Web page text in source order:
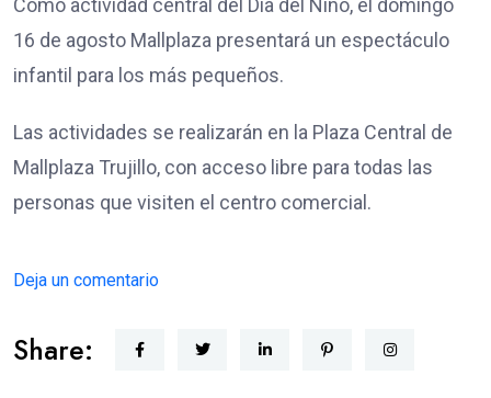
Como actividad central del Día del Niño, el domingo
16 de agosto Mallplaza presentará un espectáculo
infantil para los más pequeños.
Las actividades se realizarán en la Plaza Central de
Mallplaza Trujillo, con acceso libre para todas las
personas que visiten el centro comercial.
Deja un comentario
Share: